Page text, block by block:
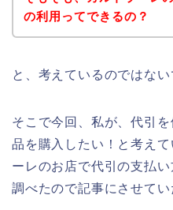
の利用ってできるの？
と、考えているのではない
そこで今回、私が、代引
品を購入したい！と考え
ーレのお店で代引の支払
調べたので記事にさせてい